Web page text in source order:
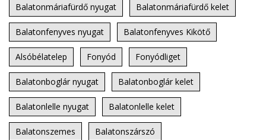
Balatonmáriafürdő nyugat Balatonmáriafürdő kelet
Balatonfenyves nyugat Balatonfenyves Kikötő
Alsóbélatelep Fonyód Fonyódliget
Balatonboglár nyugat Balatonboglár kelet
Balatonlelle nyugat Balatonlelle kelet
Balatonszemes Balatonszárszó